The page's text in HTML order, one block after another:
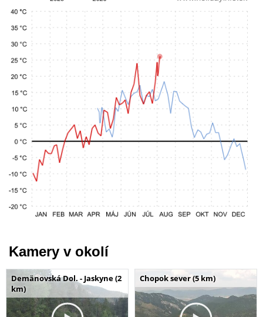
Kamery v okolí
Demänovská Dol. - Jaskyne (2
km)
Chopok sever (5 km)